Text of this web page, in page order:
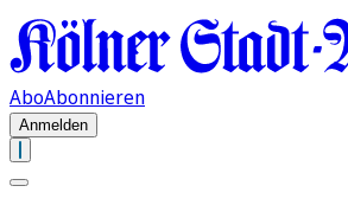
AboAbonnieren
Anmelden